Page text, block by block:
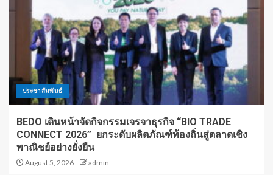
ประชาสัมพันธ์
BEDO เดินหน้าจัดกิจกรรมเจรจาธุรกิจ “BIO TRADE
CONNECT 2026” ยกระดับผลิตภัณฑ์ท้องถิ่นสู่ตลาดเชิง
พาณิชย์อย่างยั่งยืน
August 5, 2026 admin